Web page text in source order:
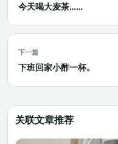
今天喝大麦茶……
下一篇
下班回家小酢一杯。
关联文章推荐